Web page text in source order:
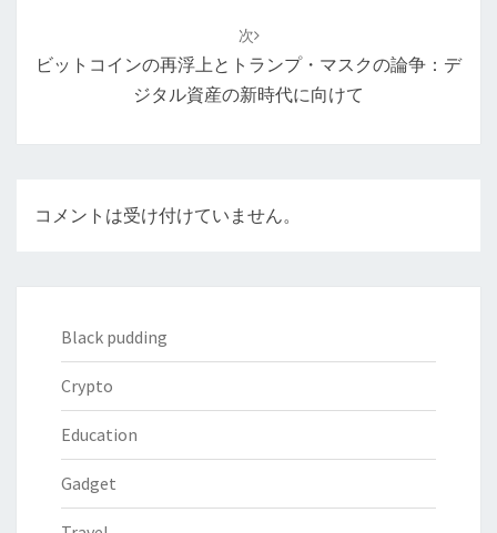
ョ
次
ビットコインの再浮上とトランプ・マスクの論争：デ
ジタル資産の新時代に向けて
コメントは受け付けていません。
Black pudding
Crypto
Education
Gadget